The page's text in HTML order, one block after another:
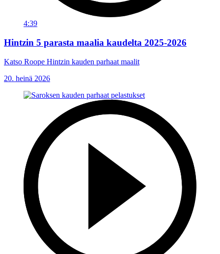
4:39
Hintzin 5 parasta maalia kaudelta 2025-2026
Katso Roope Hintzin kauden parhaat maalit
20. heinä 2026